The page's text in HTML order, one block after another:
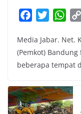
c
e
b
o
k
i
t
t
r
W
a
t
s
p
p
Media Jabar. Net.
(Pemkot)
beberapa tempat